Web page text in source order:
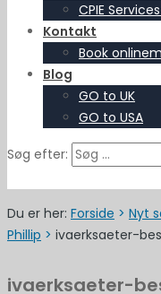
CPIE
Kontakt
Book
Blog
GO to UK
GO to USA
Søg efter:
Du er her: Forside > Nyt
Phillip > ivaerksaeter-
ivaerksaeter-